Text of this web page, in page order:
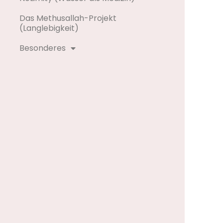
Das Methusallah-Projekt
(Langlebigkeit)
Besonderes